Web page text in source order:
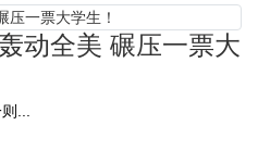
动全美 碾压一票大
...